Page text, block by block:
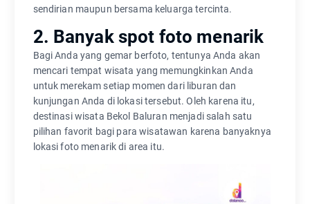
sendirian maupun bersama keluarga tercinta.
2. Banyak spot foto menarik
Bagi Anda yang gemar berfoto, tentunya Anda akan
mencari tempat wisata yang memungkinkan Anda
untuk merekam setiap momen dari liburan dan
kunjungan Anda di lokasi tersebut. Oleh karena itu,
destinasi wisata Bekol Baluran menjadi salah satu
pilihan favorit bagi para wisatawan karena banyaknya
lokasi foto menarik di area itu.